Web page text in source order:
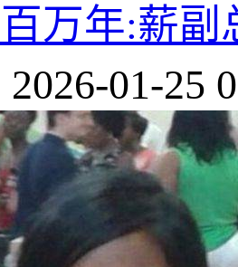
万年:薪副
2026-01-25